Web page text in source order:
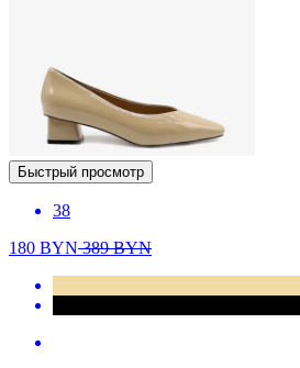
Быстрый просмотр
38
180 BYN389BYN